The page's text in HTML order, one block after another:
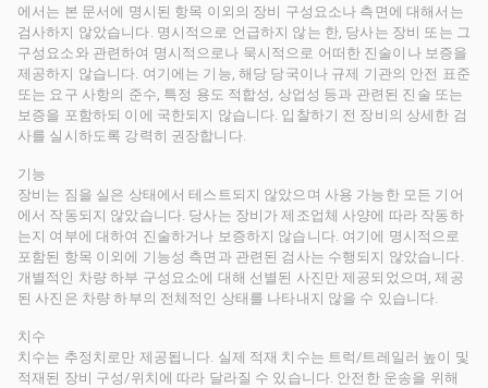
에서는 본 문서에 명시된 항목 이외의 장비 구성요소나 측면에 대해서는
검사하지 않았습니다. 명시적으로 언급하지 않는 한, 당사는 장비 또는 그
구성요소와 관련하여 명시적으로나 묵시적으로 어떠한 진술이나 보증을
제공하지 않습니다. 여기에는 기능, 해당 당국이나 규제 기관의 안전 표준
또는 요구 사항의 준수, 특정 용도 적합성, 상업성 등과 관련된 진술 또는
보증을 포함하되 이에 국한되지 않습니다. 입찰하기 전 장비의 상세한 검
사를 실시하도록 강력히 권장합니다.
기능
장비는 짐을 실은 상태에서 테스트되지 않았으며 사용 가능한 모든 기어
에서 작동되지 않았습니다. 당사는 장비가 제조업체 사양에 따라 작동하
는지 여부에 대하여 진술하거나 보증하지 않습니다. 여기에 명시적으로
포함된 항목 이외에 기능성 측면과 관련된 검사는 수행되지 않았습니다.
개별적인 차량 하부 구성요소에 대해 선별된 사진만 제공되었으며, 제공
된 사진은 차량 하부의 전체적인 상태를 나타내지 않을 수 있습니다.
치수
치수는 추정치로만 제공됩니다. 실제 적재 치수는 트럭/트레일러 높이 및
적재된 장비 구성/위치에 따라 달라질 수 있습니다. 안전한 운송을 위해